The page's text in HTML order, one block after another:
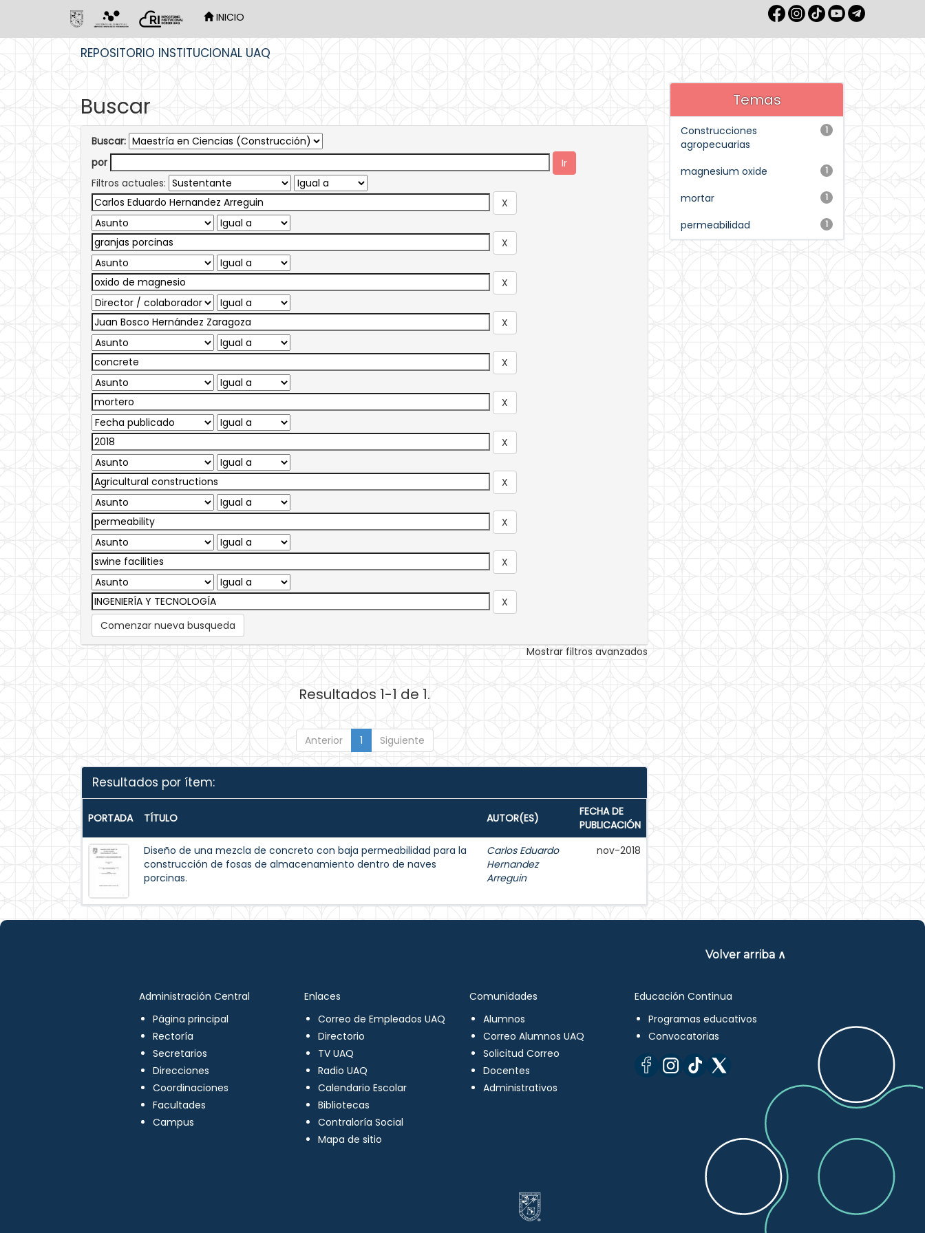
INICIO
REPOSITORIO INSTITUCIONAL UAQ
Buscar
Buscar:
por
Filtros actuales:
Comenzar nueva busqueda
Mostrar filtros avanzados
Resultados 1-1 de 1.
Anterior 1 Siguiente
Resultados por ítem:
PORTADA TÍTULO AUTOR(ES)
FECHA DE
PUBLICACIÓN
Diseño de una mezcla de concreto con baja permeabilidad para la
construcción de fosas de almacenamiento dentro de naves
porcinas.
Carlos Eduardo
Hernandez
Arreguin
nov-2018
Temas
1
Construcciones
agropecuarias
1
magnesium oxide
1
mortar
1
permeabilidad
Volver arriba ∧
Administración Central
Página principal
Rectoría
Secretarios
Direcciones
Coordinaciones
Facultades
Campus
Enlaces
Correo de Empleados UAQ
Directorio
TV UAQ
Radio UAQ
Calendario Escolar
Bibliotecas
Contraloría Social
Mapa de sitio
Comunidades
Alumnos
Correo Alumnos UAQ
Solicitud Correo
Docentes
Administrativos
Educación Continua
Programas educativos
Convocatorias